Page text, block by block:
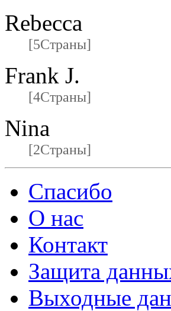
Rebecca
[5Страны]
Frank J.
[4Страны]
Nina
[2Страны]
Спасибо
О нас
Контакт
Защита
Выходные